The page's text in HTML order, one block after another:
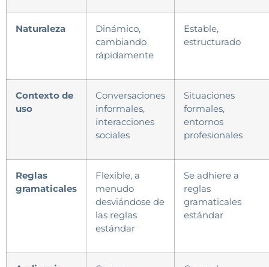
Naturaleza
Dinámico,
cambiando
rápidamente
Estable,
estructurado
Contexto de
uso
Conversaciones
informales,
interacciones
sociales
Situaciones
formales,
entornos
profesionales
Reglas
gramaticales
Flexible, a
menudo
desviándose de
las reglas
estándar
Se adhiere a
reglas
gramaticales
estándar